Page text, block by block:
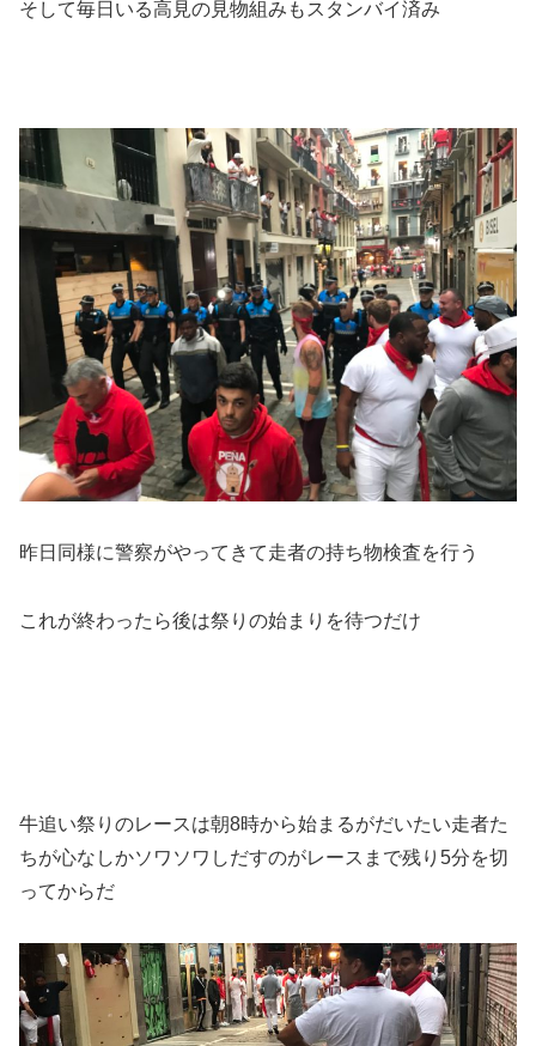
そして毎日いる高見の見物組みもスタンバイ済み
昨日同様に警察がやってきて走者の持ち物検査を行う
これが終わったら後は祭りの始まりを待つだけ
牛追い祭りのレースは朝8時から始まるがだいたい走者た
ちが心なしかソワソワしだすのがレースまで残り5分を切
ってからだ